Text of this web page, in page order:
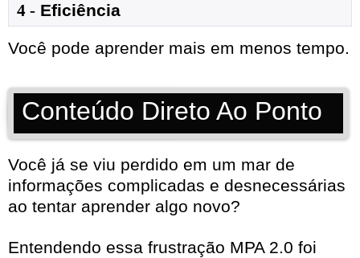
4 - Eficiência
Você pode aprender mais em menos tempo.
Conteúdo Direto Ao Ponto
Você já se viu perdido em um mar de
informações complicadas e desnecessárias
ao tentar aprender algo novo?
Entendendo essa frustração MPA 2.0 foi